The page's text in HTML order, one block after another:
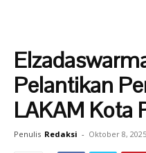
Pelantikan
LAKAM Kota
Penulis Redaksi - Oktober 8, 2025